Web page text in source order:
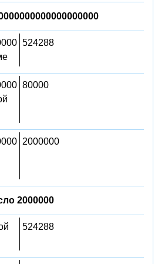
524288
80000
2000000
2000000
524288